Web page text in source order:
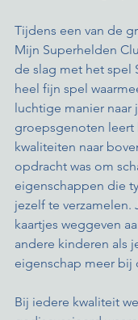
Tijdens een van de
Mijn Superhelden
de slag met het spel
heel fijn spel
luchtige manier naar
groepsgenoten leert
kwaliteiten naar
opdracht was om
eigenschappen die
jezelf te
kaartjes weggeven
andere kinderen als
eigenschap meer bij
Bij iedere kwaliteit